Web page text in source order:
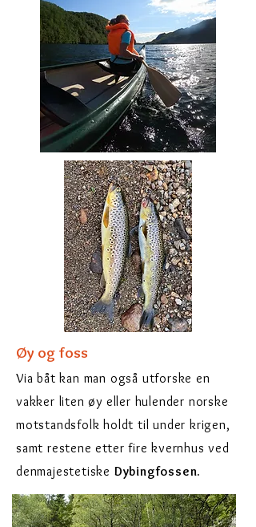
Øy og foss
Via båt kan man også utforske en
vakker liten øy eller hulender norske
motstandsfolk holdt til under krigen,
samt restene etter fire kvernhus ved
denmajestetiske Dybingfossen.